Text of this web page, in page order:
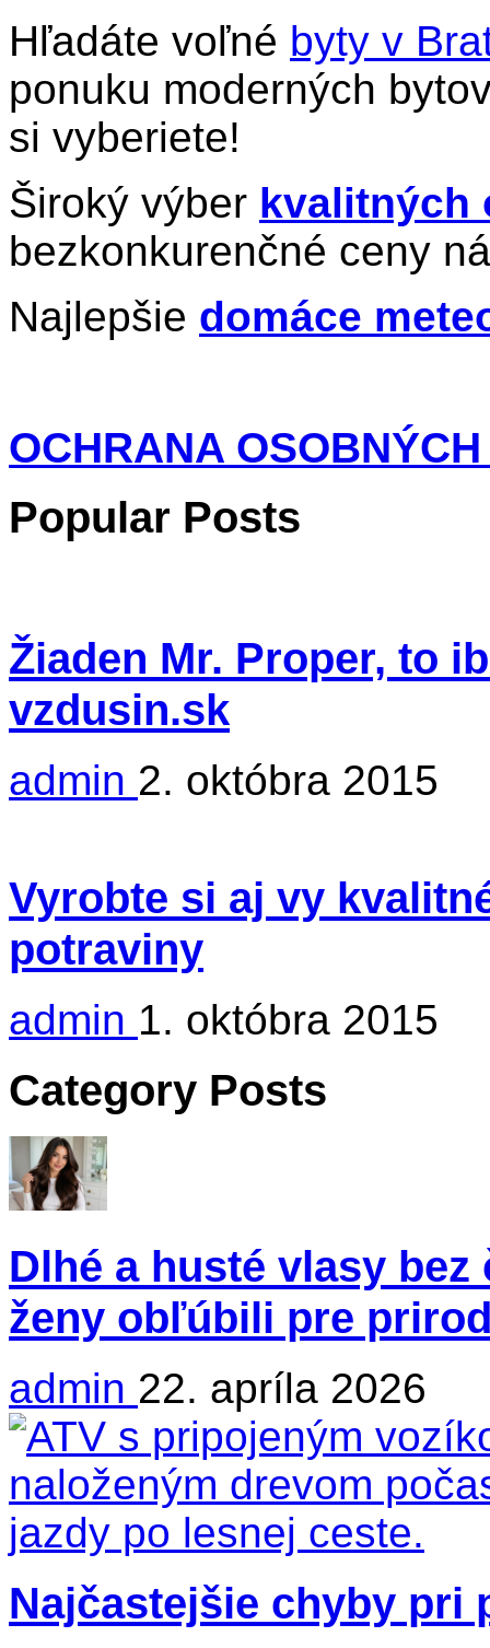
Hľadáte voľné byty v
ponuku moderných
si vyberiete!
Široký výber kvalitných
bezkonkurenčné ceny
Najlepšie domáce
OCHRANA
Popular Posts
Žiaden Mr. Proper, to
vzdusin.sk
admin 2. októbra 2015
Vyrobte si aj vy
potraviny
admin 1. októbra 2015
Category Posts
Dlhé a husté vlasy
ženy obľúbili pre
admin 22. apríla 2026
Najčastejšie chyby pri